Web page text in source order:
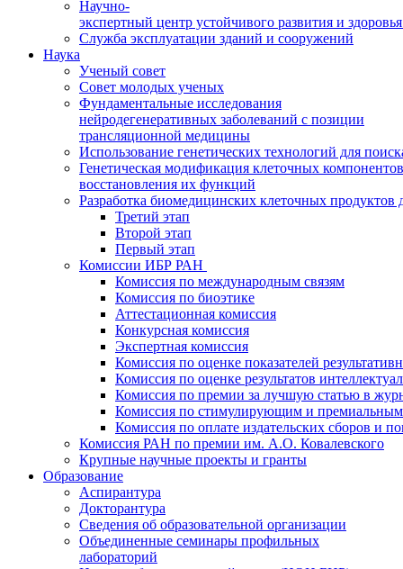
Научно-
экспертный центр устойчивого развития и
Служба эксплуатации зданий и сооружений
Наука
Ученый совет
Совет молодых ученых
Фундаментальные исследования
нейродегенеративных заболеваний с позиции
трансляционной медицины
Использование генетических технологий для
Генетическая модификация клеточных
восстановления их функций
Разработка биомедицинских клеточных продуктов
Третий этап
Второй этап
Первый этап
Комиссии ИБР РАН
Комиссия по международным связям
Комиссия по биоэтике
Аттестационная комиссия
Конкурсная комиссия
Экспертная комиссия
Комиссия по оценке показателей
Комиссия по оценке результатов
Комиссия по премии за лучшую статью в
Комиссия по стимулирующим и
Комиссия по оплате издательских сборов и
Комиссия РАН по премии им. А.О. Ковалевского
Крупные научные проекты и гранты
Образование
Аспирантура
Докторантура
Сведения об образовательной организации
Объединенные семинары профильных
лабораторий